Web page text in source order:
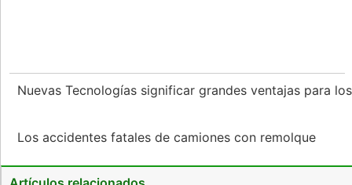
Nuevas Tecnologías significar grandes ventajas para
Los accidentes fatales de camiones con remolque